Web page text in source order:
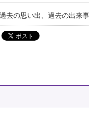
過去の思い出、過去の出来